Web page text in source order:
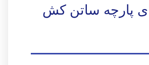
پارچه ساتن کش